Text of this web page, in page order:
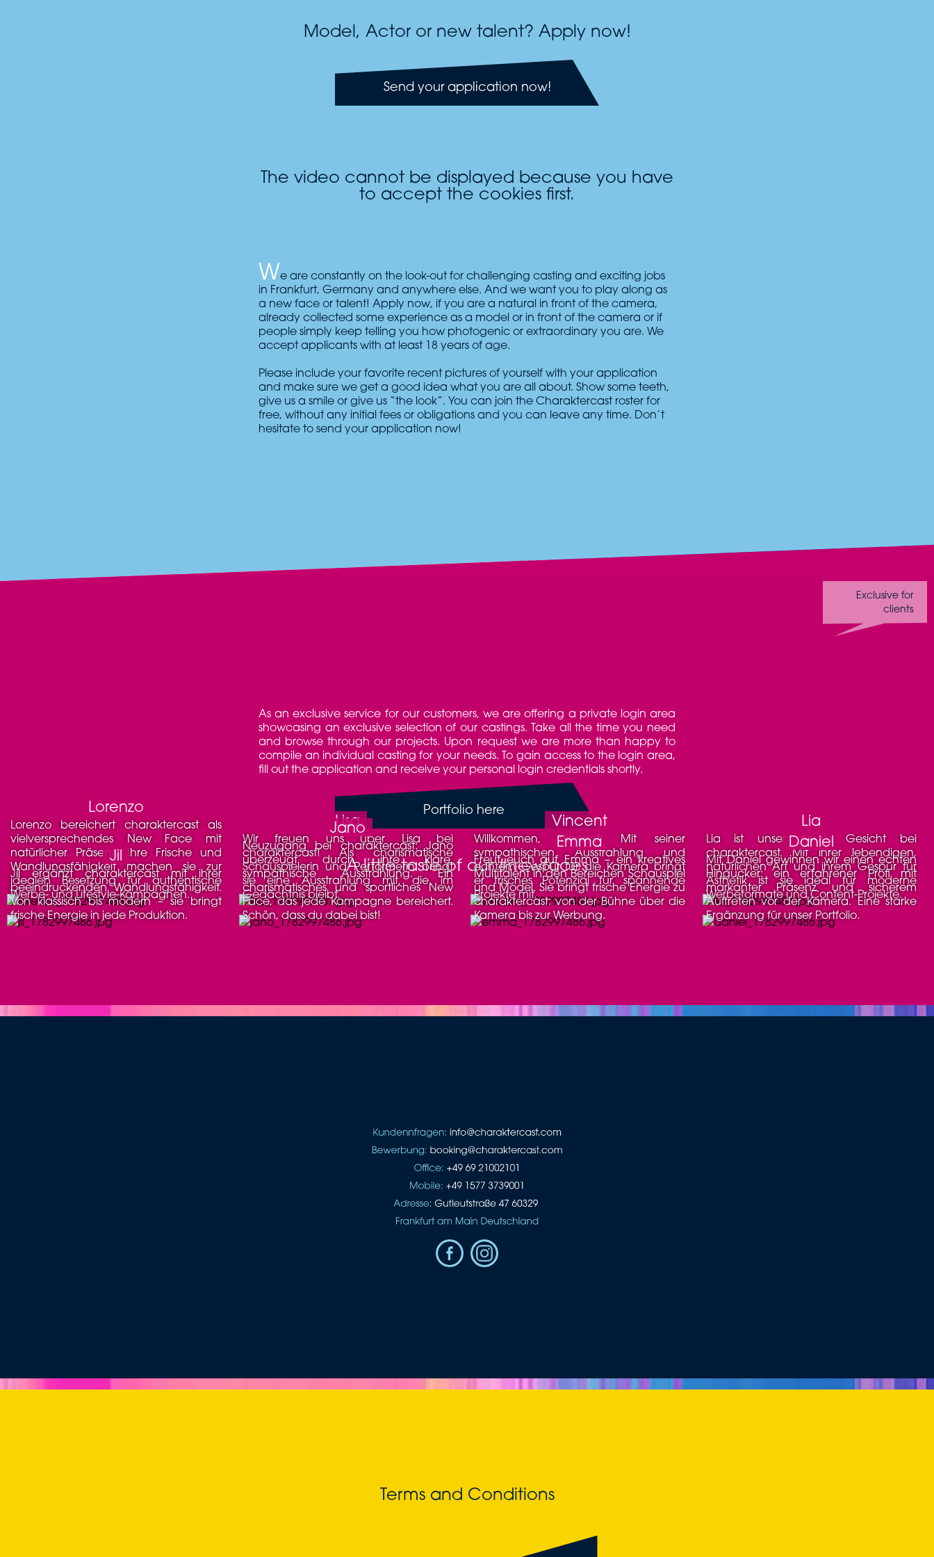
Model, Actor or new talent? Apply now!
Send your application now!
The video cannot be displayed because you have
to accept the cookies first.
We are constantly on the look-out for challenging casting and exciting jobs
in Frankfurt, Germany and anywhere else. And we want you to play along as
a new face or talent! Apply now, if you are a natural in front of the camera,
already collected some experience as a model or in front of the camera or if
people simply keep telling you how photogenic or extraordinary you are. We
accept applicants with at least 18 years of age.
Please include your favorite recent pictures of yourself with your application
and make sure we get a good idea what you are all about. Show some teeth,
give us a smile or give us “the look”. You can join the Charaktercast roster for
free, without any initial fees or obligations and you can leave any time. Don’t
hesitate to send your application now!
Exclusive for
clients
As an exclusive service for our customers, we are offering a private login area
showcasing an exclusive selection of our castings. Take all the time you need
and browse through our projects. Upon request we are more than happy to
compile an individual casting for your needs. To gain access to the login area,
fill out the application and receive your personal login credentials shortly.
Portfolio here
A little taste of our #newfaces
Lorenzo
Lorenzo bereichert charaktercast als
vielversprechendes New Face mit
natürlicher Präsenz. Ihre Frische und
Wandlungsfähigkeit machen sie zur
idealen Besetzung für authentische
Werbe- und Lifestyle-Kampagnen.
Lisa
Wir freuen uns über Lisa bei
charaktercast! Als charismatische
Schauspielerin und Performerin bringt
sie eine Ausstrahlung mit, die im
Gedächtnis bleibt.
Vincent
Willkommen, Vincent! Mit seiner
sympathischen Ausstrahlung und
echtem Gespür für die Kamera bringt
er frisches Potenzial für spannende
Projekte mit.
Lia
Lia ist unser neues Gesicht bei
charaktercast. Mit ihrer lebendigen,
natürlichen Art und ihrem Gespür für
Ästhetik ist sie ideal für moderne
Werbeformate und Content-Projekte.
Jil
Jil ergänzt charaktercast mit ihrer
beeindruckenden Wandlungsfähigkeit.
Von klassisch bis modern – sie bringt
frische Energie in jede Produktion.
Jano
Neuzugang bei charaktercast: Jano
überzeugt durch ihre klare,
sympathische Ausstrahlung. Ein
charismatisches und sportliches New
Face, das jede Kampagne bereichert.
Schön, dass du dabei bist!
Emma
Freut euch auf Emma – ein kreatives
Multitalent in den Bereichen Schauspiel
und Model. Sie bringt frische Energie zu
charaktercast: von der Bühne über die
Kamera bis zur Werbung.
Daniel
Mit Daniel gewinnen wir einen echten
Hingucker: ein erfahrener Profi mit
markanter Präsenz und sicherem
Auftreten vor der Kamera. Eine starke
Ergänzung für unser Portfolio.
Terms and Conditions